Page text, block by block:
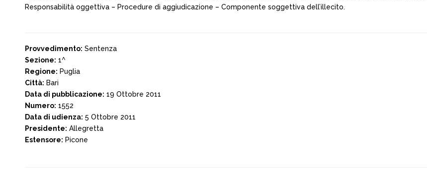
Responsabilità oggettiva – Procedure di aggiudicazione – Componente soggettiva dell’illecito.
Provvedimento: Sentenza
Sezione: 1^
Regione: Puglia
Città: Bari
Data di pubblicazione: 19 Ottobre 2011
Numero: 1552
Data di udienza: 5 Ottobre 2011
Presidente: Allegretta
Estensore: Picone